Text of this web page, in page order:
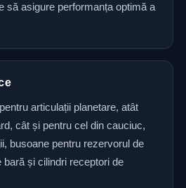
să asigure performanța optimă a
articulații planetare, atât
cât și pentru cel din cauciuc,
busoane pentru rezervorul de
și cilindri receptori de